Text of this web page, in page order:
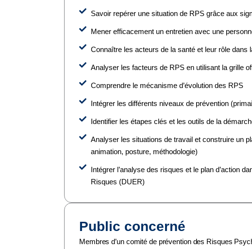
Savoir repérer une situation de RPS grâce aux
Mener efficacement un entretien avec une
Connaître les acteurs de la santé et leur rôle dans
Analyser les facteurs de RPS en utilisant la grille
Comprendre le mécanisme d’évolution des RPS
Intégrer les différents niveaux de prévention
Identifier les étapes clés et les outils de la
Analyser les situations de travail et construire un
animation, posture, méthodologie)
Intégrer l’analyse des risques et le plan d’action
Risques (DUER)
Public concerné
Membres d’un comité de prévention des Risques